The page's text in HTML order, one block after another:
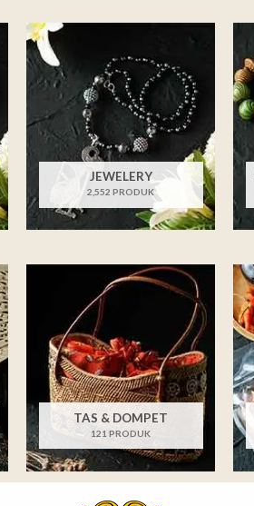
JEWELERY
2,552 PRODUK
TAS & DOMPET
121 PRODUK